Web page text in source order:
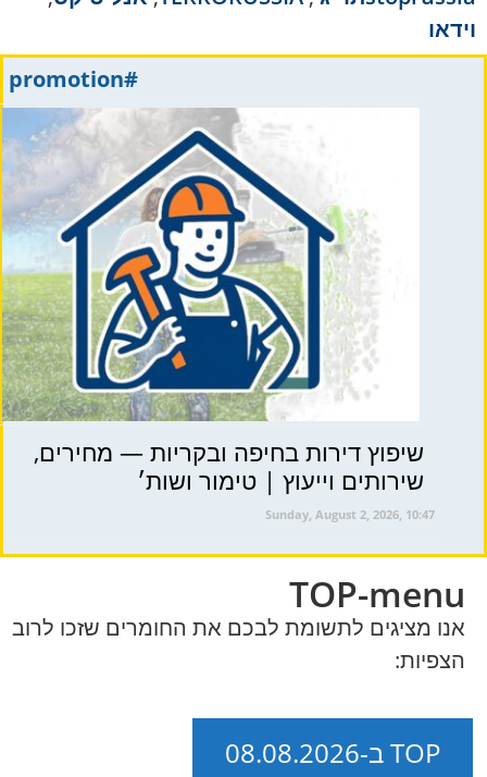
וידאו
#promotion
שיפוץ דירות בחיפה ובקריות — מחירים,
שירותים וייעוץ | טימור ושות׳
Sunday, August 2, 2026, 10:47
TOP-menu
אנו מציגים לתשומת לבכם את החומרים שזכו לרוב
הצפיות:
TOP ב-08.08.2026